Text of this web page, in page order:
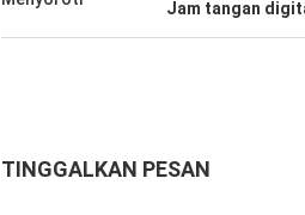
Jam tangan
TINGGALKAN PESAN